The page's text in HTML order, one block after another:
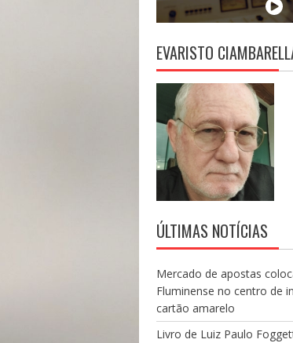
EVARISTO
ÚLTIMAS NOTÍCIAS
Mercado de apostas
Fluminense no centro de
cartão amarelo
Livro de Luiz Paulo